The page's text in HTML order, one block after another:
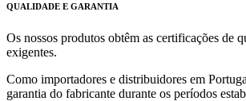
QUALIDADE E GARANTIA
Os nossos produtos obtêm as certificações de
exigentes.
Como importadores e distribuidores em
garantia do fabricante durante os períodos